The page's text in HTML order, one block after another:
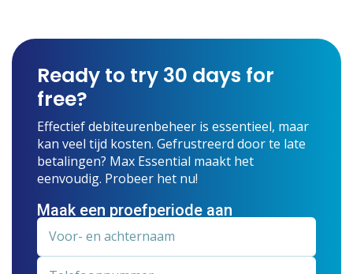
Ready to try 30 days for
free?
Effectief debiteurenbeheer is essentieel, maar
kan veel tijd kosten. Gefrustreerd door te late
betalingen? Max Essential maakt het
eenvoudig. Probeer het nu!
Maak een proefperiode aan